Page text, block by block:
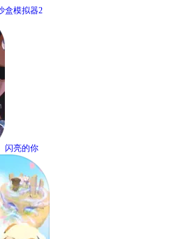
盒模拟器2
闪亮的你